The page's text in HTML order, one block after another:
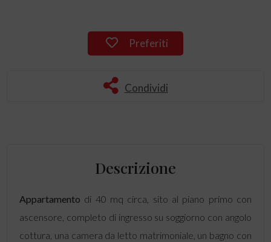
Preferiti
Condividi
Descrizione
Appartamento di 40 mq circa, sito al piano primo con
ascensore, completo di ingresso su soggiorno con angolo
cottura, una camera da letto matrimoniale, un bagno con